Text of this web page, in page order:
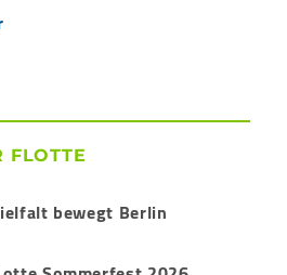
FLOTTE
bewegt Berlin